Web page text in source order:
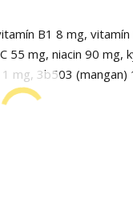
B1 8 mg,
55 mg, niacin 90 mg,
mg, 3b503 (mangan)